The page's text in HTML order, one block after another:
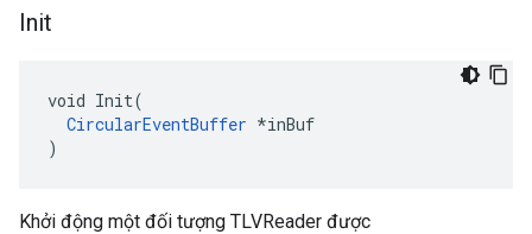
Init
void Init(
CircularEventBuffer *inBuf
)
Khởi động một đối tượng TLVReader được